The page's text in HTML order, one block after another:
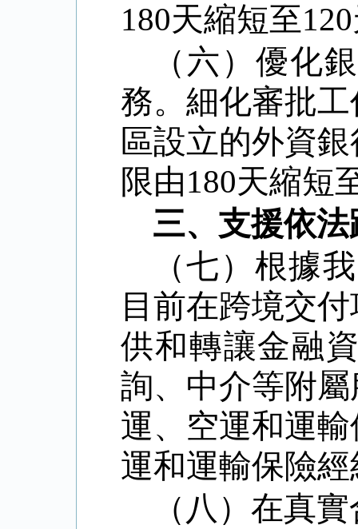
180天縮短至120
（六）優化
務。細化審批
區設立的外資
限由180天縮短
三、支援依
（七）根據
目前在跨境交
供和轉讓金融
詢、中介等附
運、空運和運
運和運輸保險
（八）在真